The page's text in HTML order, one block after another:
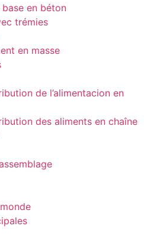
en béton
trémies
en masse
de l’alimentacion en
des aliments en chaîne